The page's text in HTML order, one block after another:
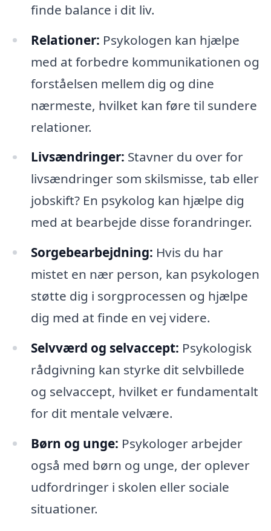
finde balance i dit liv.
Relationer: Psykologen kan hjælpe
med at forbedre kommunikationen og
forståelsen mellem dig og dine
nærmeste, hvilket kan føre til sundere
relationer.
Livsændringer: Stavner du over for
livsændringer som skilsmisse, tab eller
jobskift? En psykolog kan hjælpe dig
med at bearbejde disse forandringer.
Sorgebearbejdning: Hvis du har
mistet en nær person, kan psykologen
støtte dig i sorgprocessen og hjælpe
dig med at finde en vej videre.
Selvværd og selvaccept: Psykologisk
rådgivning kan styrke dit selvbillede
og selvaccept, hvilket er fundamentalt
for dit mentale velvære.
Børn og unge: Psykologer arbejder
også med børn og unge, der oplever
udfordringer i skolen eller sociale
situationer.